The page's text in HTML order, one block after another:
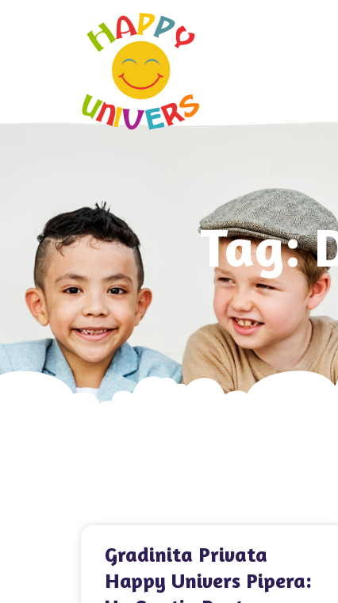
Tag:
Gradinita Privata
Happy Univers Pipera: